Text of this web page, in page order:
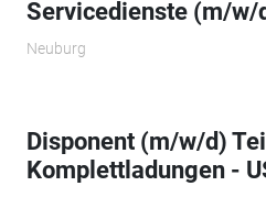
Servicedienste (m/w/
Neuburg
Disponent (m/w/d)
Komplettladungen -